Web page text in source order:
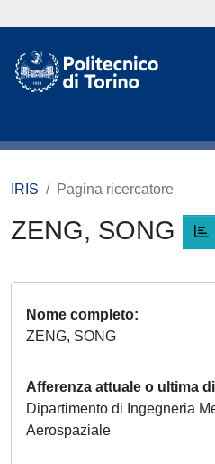
IRIS Pagina ricercatore
ZENG, SONG
Nome completo
ZENG, SONG
Afferenza attuale o ultima
Dipartimento di Ingegneria
Aerospaziale